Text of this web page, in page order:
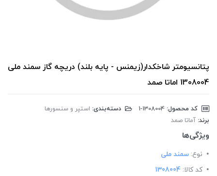
پتانسیومتر شاخکدار(زیمنس - پایه بلند) دریچه گاز سمند ملی
1308004 اماتا صمد
کد محصول: دسته‌بندی: استپر و سنسورها
برند: آماتا صمد
ویژگی‌ها
نوع: سمند ملی
کد کالا: 1308004